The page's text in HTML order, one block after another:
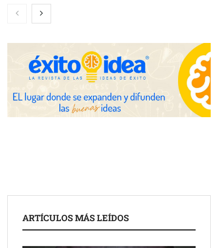
La luz roja, el nuevo aftersun, actúa en la recuperación de la piel
después del sol
Eulalia Roig lanza ‘The Journal’, una revista digital mensual de
entrevistas y fotografía editorial
UrbanPay lanza en 19 mercados europeos su solución de pagos
ARTÍCULOS MÁS LEÍDOS